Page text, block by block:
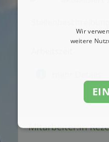
Mitarbeiter:in
Wir
weitere